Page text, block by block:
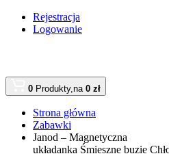
Rejestracja
Logowanie
0 Produkty,na 0 zł
Strona główna
Zabawki
Janod – Magnetyczna
układanka Śmieszne buzie